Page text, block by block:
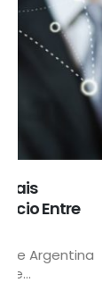
19
A